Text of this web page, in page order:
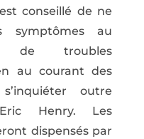
conseillé de ne
symptômes au
de troubles
au courant des
outre
Henry. Les
dispensés par